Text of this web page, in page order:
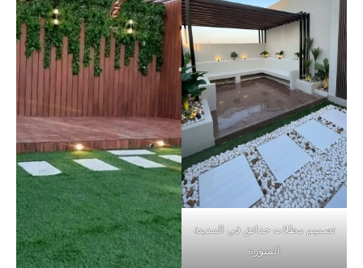
تصميم مظلات حدائق في المدينة
المنورة